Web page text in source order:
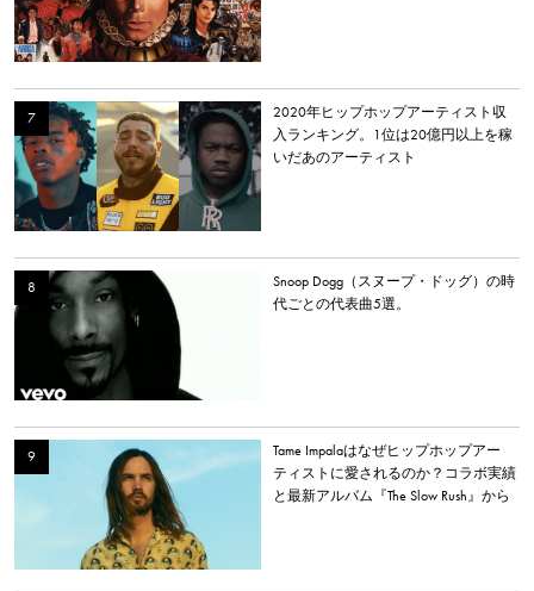
2020年ヒップホップアーティスト収
入ランキング。1位は20億円以上を稼
いだあのアーティスト
Snoop Dogg（スヌープ・ドッグ）の時
代ごとの代表曲5選。
Tame Impalaはなぜヒップホップアー
ティストに愛されるのか？コラボ実績
と最新アルバム『The Slow Rush』から